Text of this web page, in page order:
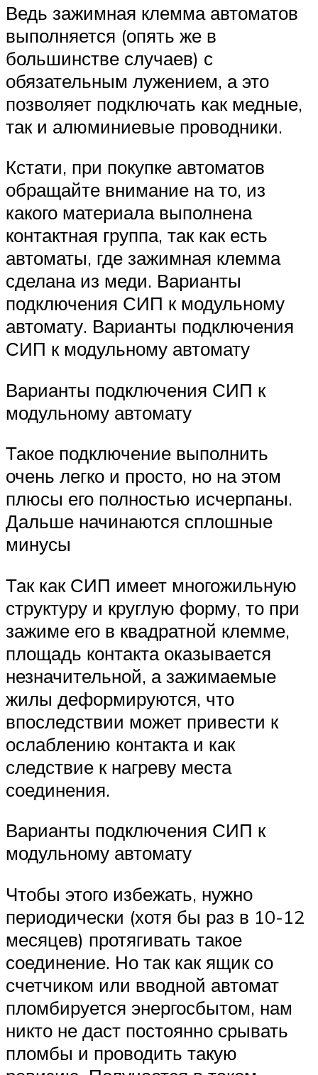
Ведь зажимная клемма автоматов
выполняется (опять же в
большинстве случаев) с
обязательным лужением, а это
позволяет подключать как медные,
так и алюминиевые проводники.
Кстати, при покупке автоматов
обращайте внимание на то, из
какого материала выполнена
контактная группа, так как есть
автоматы, где зажимная клемма
сделана из меди. Варианты
подключения СИП к модульному
автомату. Варианты подключения
СИП к модульному автомату
Варианты подключения СИП к
модульному автомату
Такое подключение выполнить
очень легко и просто, но на этом
плюсы его полностью исчерпаны.
Дальше начинаются сплошные
минусы
Так как СИП имеет многожильную
структуру и круглую форму, то при
зажиме его в квадратной клемме,
площадь контакта оказывается
незначительной, а зажимаемые
жилы деформируются, что
впоследствии может привести к
ослаблению контакта и как
следствие к нагреву места
соединения.
Варианты подключения СИП к
модульному автомату
Чтобы этого избежать, нужно
периодически (хотя бы раз в 10-12
месяцев) протягивать такое
соединение. Но так как ящик со
счетчиком или вводной автомат
пломбируется энергосбытом, нам
никто не даст постоянно срывать
пломбы и проводить такую